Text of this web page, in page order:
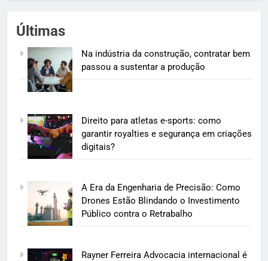
Últimas
Na indústria da construção, contratar bem
passou a sustentar a produção
Direito para atletas e-sports: como
garantir royalties e segurança em criações
digitais?
A Era da Engenharia de Precisão: Como
Drones Estão Blindando o Investimento
Público contra o Retrabalho
Rayner Ferreira Advocacia internacional é